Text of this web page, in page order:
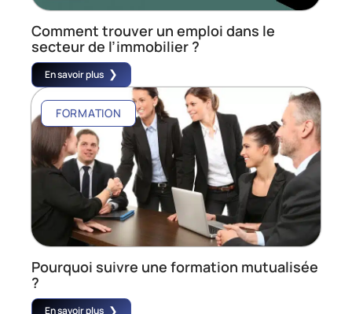
Comment trouver un emploi dans le
secteur de l’immobilier ?
En savoir plus
FORMATION
Pourquoi suivre une formation mutualisée
?
En savoir plus